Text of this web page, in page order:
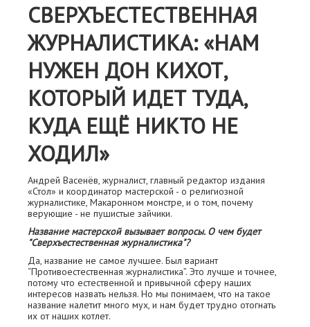
СВЕРХЪЕСТЕСТВЕННАЯ
ЖУРНАЛИСТИКА: «НАМ
НУЖЕН ДОН КИХОТ,
КОТОРЫЙ ИДЕТ ТУДА,
КУДА ЕЩЁ НИКТО НЕ
ХОДИЛ»
Андрей Васенёв, журналист, главный редактор издания
«Стол» и координатор мастерской - о религиозной
журналистике, Макаронном монстре, и о том, почему
верующие - не пушистые зайчики.
Название мастерской вызывает вопросы. О чем будет
"Сверхъестественная журналистика"?
Да, название не самое лучшее. Был вариант
“Противоестественная журналистика”. Это лучше и точнее,
потому что естественной и привычной сферу наших
интересов назвать нельзя. Но мы понимаем, что на такое
название налетит много мух, и нам будет трудно отогнать
их от наших котлет.